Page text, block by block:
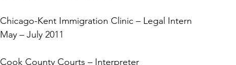
Chicago-Kent Immigration Clinic – Legal Intern
May – July 2011
Cook County Courts – Interpreter